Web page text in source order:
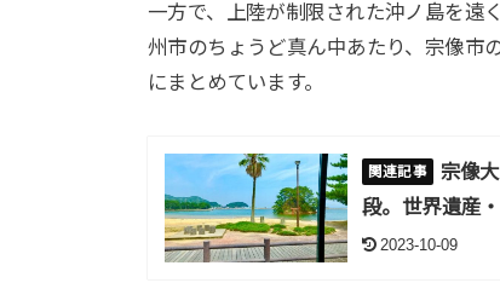
一方で、上陸が制限された沖ノ島を遠
州市のちょうど真ん中あたり、宗像市
にまとめています。
宗像
段。世界遺産
2023-10-09